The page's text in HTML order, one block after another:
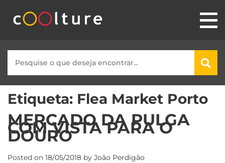
Etiqueta: Flea Market Porto
MERCADO DA PULGA
COM VISTA PARA O
DOURO
Posted on 18/05/2018 by João Perdigão